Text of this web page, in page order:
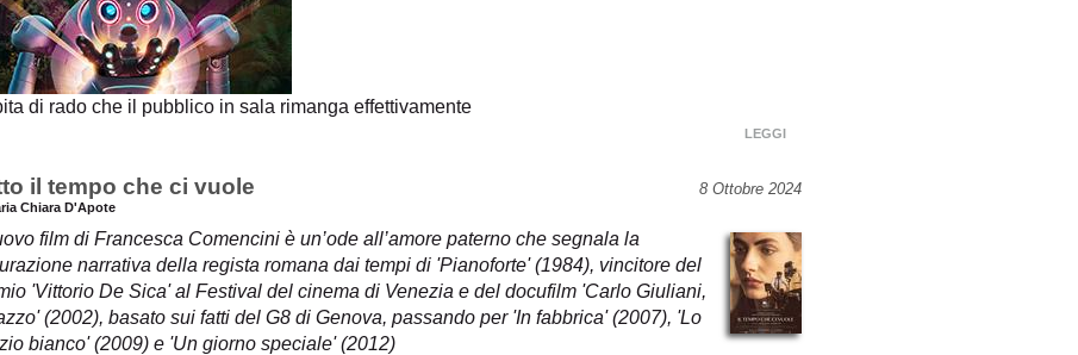
di rado che il pubblico in sala rimanga effettivamente
LEGGI
il tempo che ci vuole 8 Ottobre 2024
Chiara D'Apote
film di Francesca Comencini è un’ode all’amore paterno che segnala la
narrativa della regista romana dai tempi di 'Pianoforte' (1984), vincitore del
'Vittorio De Sica' al Festival del cinema di Venezia e del docufilm 'Carlo Giuliani,
(2002), basato sui fatti del G8 di Genova, passando per 'In fabbrica' (2007), 'Lo
bianco' (2009) e 'Un giorno speciale' (2012)